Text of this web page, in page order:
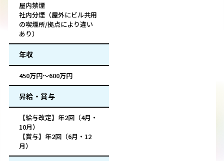
屋内禁煙
社内分煙（屋外にビル共用
の喫煙所/拠点により違い
あり）
年収
450万円～600万円
昇給・賞与
【給与改定】年2回（4月・
10月）
【賞与】年2回（6月・12
月）